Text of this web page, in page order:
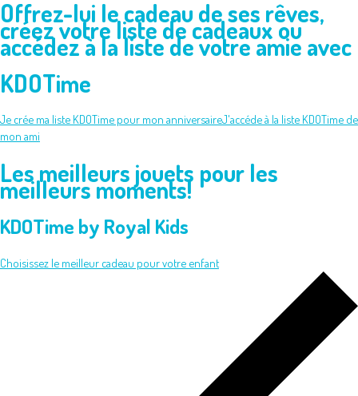
Offrez-lui le cadeau de ses rêves,
créez votre liste de cadeaux ou
accédez à la liste de votre amie avec
KDOTime
Je crée ma liste KDOTime pour mon anniversaireJ'accéde à la liste KDOTime de
mon ami
Les meilleurs jouets pour les
meilleurs moments!
KDOTime by Royal Kids
Choisissez le meilleur cadeau pour votre enfant